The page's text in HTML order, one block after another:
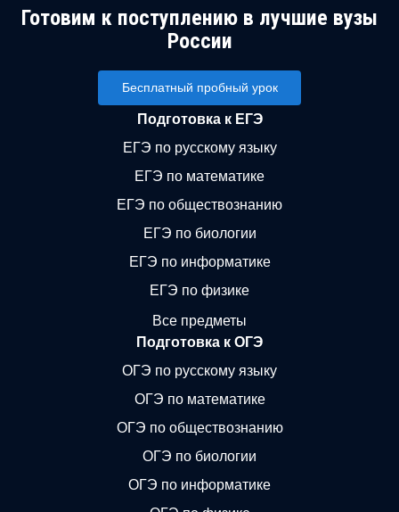
Готовим к поступлению в лучшие вузы
России
Бесплатный пробный урок
Подготовка к ЕГЭ
ЕГЭ по русскому языку
ЕГЭ по математике
ЕГЭ по обществознанию
ЕГЭ по биологии
ЕГЭ по информатике
ЕГЭ по физике
Все предметы
Подготовка к ОГЭ
ОГЭ по русскому языку
ОГЭ по математике
ОГЭ по обществознанию
ОГЭ по биологии
ОГЭ по информатике